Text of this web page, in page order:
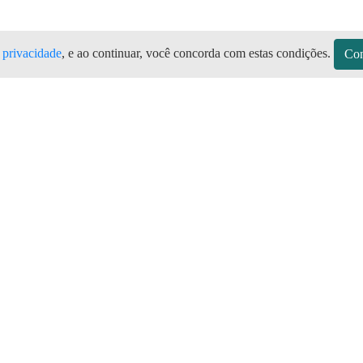
, e ao continuar, você concorda com estas condições.